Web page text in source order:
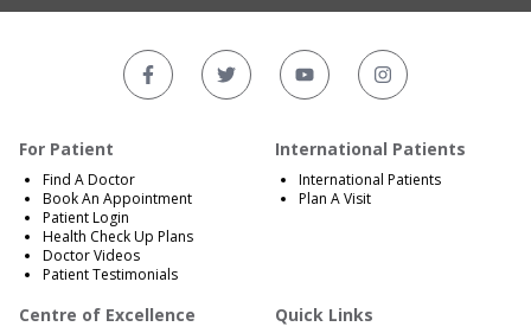
For Patient
Find A Doctor
Book An Appointment
Patient Login
Health Check Up Plans
Doctor Videos
Patient Testimonials
International Patients
International Patients
Plan A Visit
Centre of Excellence Quick Links